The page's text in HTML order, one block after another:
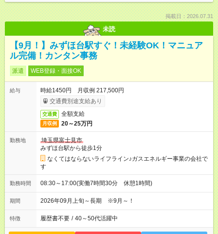
掲載日：2026.07.31
未読
【9月！】みずほ台駅すぐ！未経験OK！マニュア
ル完備！カンタン事務
派遣 WEB登録・面接OK
給与
時給1450円 月収例 217,500円
交通費別途支給あり
交通費 全額支給
月収例 20～25万円
勤務地
埼玉県富士見市
みずほ台駅から徒歩1分
なくてはならないライフライン♪ガスエネルギー事業の会社で
す
勤務時間 08:30～17:00(実働7時間30分 休憩1時間)
期間 2026年09月上旬～長期 ※9月～！
特徴 履歴書不要 / 40～50代活躍中